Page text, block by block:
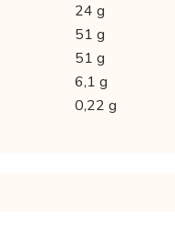
24 g
51 g
51 g
6,1 g
0,22 g